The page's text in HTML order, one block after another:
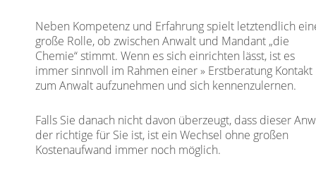
Neben Kompetenz und Erfahrung spielt letztendlich
große Rolle, ob zwischen Anwalt und Mandant „die
Chemie“ stimmt. Wenn es sich einrichten lässt, ist es
immer sinnvoll im Rahmen einer Erstberatung Kontakt
zum Anwalt aufzunehmen und sich kennenzulernen.
Falls Sie danach nicht davon überzeugt, dass dieser
der richtige für Sie ist, ist ein Wechsel ohne großen
Kostenaufwand immer noch möglich.